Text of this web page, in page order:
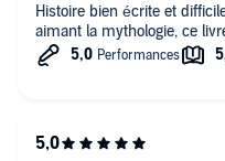
Histoire bien écrite et
aimant la mythologie, ce